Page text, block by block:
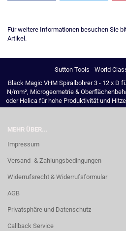
Für weitere Informationen besuchen Sie
Artikel.
Sutton Tools - World
Black Magic VHM Spiralbohrer 3 - 12 x D
N/mm², Microgeometrie &
oder Helica für hohe Produktivität und
MEHR ÜBER...
Impressum
Versand- & Zahlungsbedingungen
Widerrufsrecht & Widerrufsformular
AGB
Privatsphäre und Datenschutz
Callback Service